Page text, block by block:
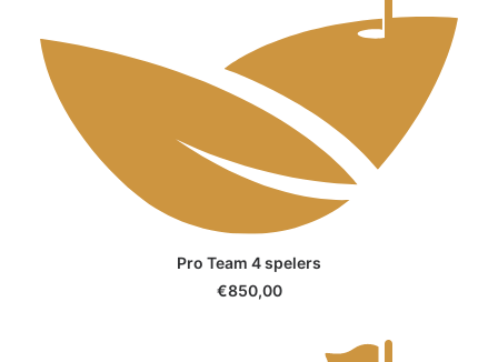
SELECT OPTIONS
Pro Team 4 spelers
€850,00